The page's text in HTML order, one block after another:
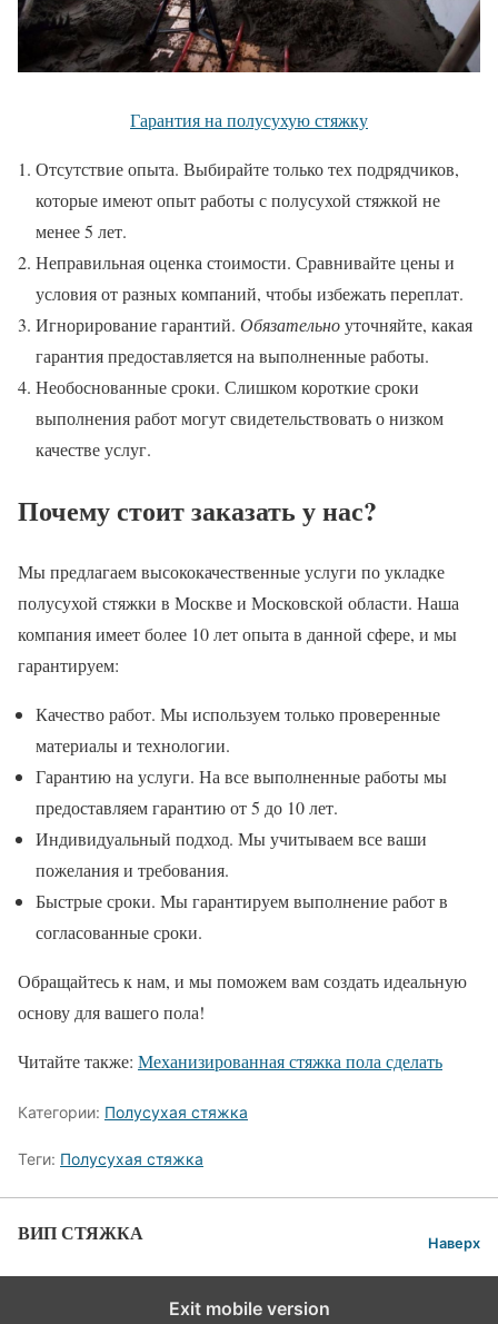
Гарантия на полусухую стяжку
Отсутствие опыта. Выбирайте только тех подрядчиков,
которые имеют опыт работы с полусухой стяжкой не
менее 5 лет.
Неправильная оценка стоимости. Сравнивайте цены и
условия от разных компаний, чтобы избежать переплат.
Игнорирование гарантий. Обязательноуточняйте, какая
гарантия предоставляется на выполненные работы.
Необоснованные сроки. Слишком короткие сроки
выполнения работ могут свидетельствовать о низком
качестве услуг.
Почему стоит заказать у нас?
Мы предлагаем высококачественные услуги по укладке
полусухой стяжки в Москве и Московской области. Наша
компания имеет более 10 лет опыта в данной сфере, и мы
гарантируем:
Качество работ. Мы используем только проверенные
материалы и технологии.
Гарантию на услуги. На все выполненные работы мы
предоставляем гарантию от 5 до 10 лет.
Индивидуальный подход. Мы учитываем все ваши
пожелания и требования.
Быстрые сроки. Мы гарантируем выполнение работ в
согласованные сроки.
Обращайтесь к нам, и мы поможем вам создать идеальную
основу для вашего пола!
Читайте также: Механизированная стяжка пола сделать
Категории: Полусухая стяжка
Теги: Полусухая стяжка
ВИП СТЯЖКА Наверх
Exit mobile version